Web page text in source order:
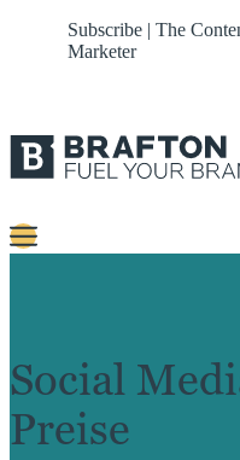
Subscribe | The
Marketer
Platforms
Referenzen
Social
Preise